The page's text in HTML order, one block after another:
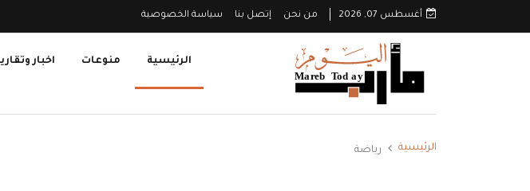
أغسطس 07, 2026 من نحن إتصل بنا سياسة الخصوصية
الرئيسية منوعات اخبار
الرئيسية رياضة